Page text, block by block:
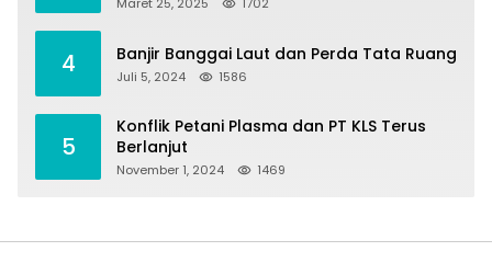
4 Banjir Banggai Laut dan Perda Tata Ruang
Juli 5, 2024 1586
5
Konflik Petani Plasma dan PT KLS Terus
Berlanjut
November 1, 2024 1469